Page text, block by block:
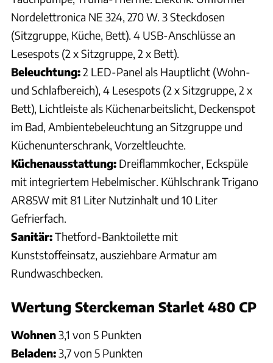
Nordelettronica NE 324, 270 W. 3 Steckdosen
(Sitzgruppe, Küche, Bett). 4 USB-Anschlüsse an
Lesespots (2 x Sitzgruppe, 2 x Bett).
Beleuchtung:2 LED-Panel als Hauptlicht (Wohn-
und Schlafbereich), 4 Lesespots (2 x Sitzgruppe, 2 x
Bett), Lichtleiste als Küchenarbeitslicht, Deckenspot
im Bad, Ambientebeleuchtung an Sitzgruppe und
Küchenunterschrank, Vorzeltleuchte.
Küchenausstattung: Dreiflammkocher, Eckspüle
mit integriertem Hebelmischer. Kühlschrank Trigano
AR85W mit 81 Liter Nutzinhalt und 10 Liter
Gefrierfach.
Sanitär:Thetford-Banktoilette mit
Kunststoffeinsatz, ausziehbare Armatur am
Rundwaschbecken.
Wertung Sterckeman Starlet 480 CP
Wohnen3,1 von 5 Punkten
Beladen:3,7 von 5 Punkten